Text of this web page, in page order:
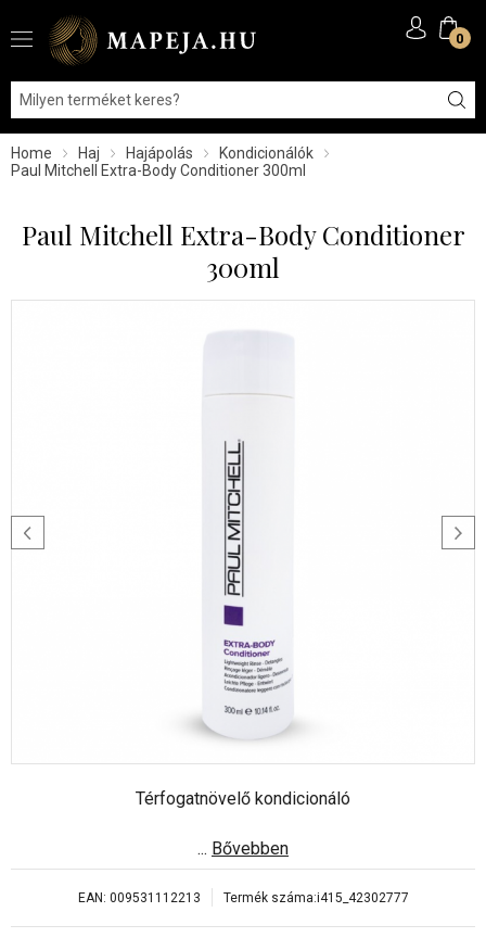
0
Home Haj Hajápolás
Kondicionálók
Paul Mitchell Extra-Body Conditioner 300ml
Paul Mitchell Extra-Body Conditioner
300ml
Térfogatnövelő kondicionáló
... Bővebben
EAN: 009531112213 Termék száma:i415_42302777